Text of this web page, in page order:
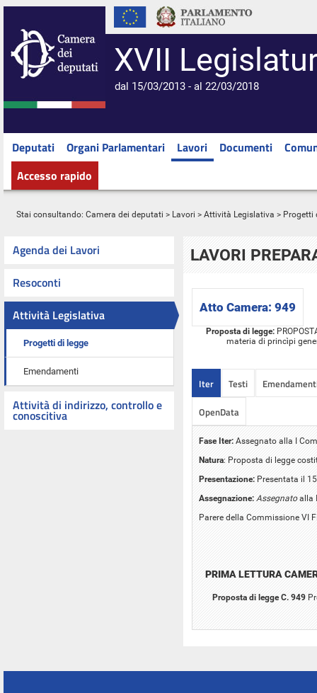
XVII
dal 15/03/2013 - al 22/03/2018
Deputati Organi Parlamentari Lavori Documenti
Accesso rapido
Stai consultando: Camera dei deputati > Lavori > Attività Legislativa > Progetti
Agenda dei Lavori
Resoconti
Attività Legislativa
Progetti di legge
Emendamenti
Attività di indirizzo, controllo e
conoscitiva
LAVORI
Atto Camera: 949
Proposta di legge:
materia di princìpi
Iter Testi
OpenData
Fase Iter: Assegnato alla I
Natura: Proposta di legge
Presentazione: Presentata il
Assegnazione: Assegnatoalla
Parere della Commissione VI
PRIMA LETTURA
Proposta di legge C. 949